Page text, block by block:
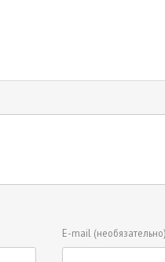
E-mail (необязательно)